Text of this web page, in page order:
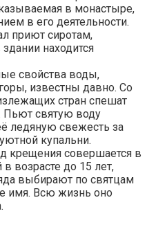
в монастыре,
в его деятельности.
приют сиротам,
находится
свойства воды,
известны давно. Со
стран спешат
святую воду
ледяную свежесть за
купальни.
крещения совершается в
возрасте до 15 лет,
выбирают по святцам
имя. Всю жизнь оно